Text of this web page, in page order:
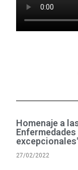
Homenaje a
27/02/2022